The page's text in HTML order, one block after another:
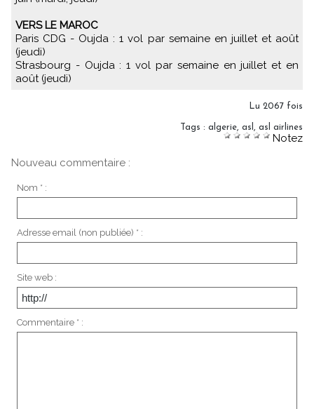
VERS LE MAROC
Paris CDG - Oujda : 1 vol par semaine en juillet et août
(jeudi)
Strasbourg - Oujda : 1 vol par semaine en juillet et en
août (jeudi)
Lu 2067 fois
Tags : algerie, asl , asl airlines
Notez
Nouveau commentaire :
Nom * :
Adresse email (non publiée) * :
Site web :
Commentaire * :